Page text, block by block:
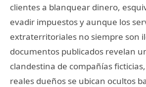
clientes a blanquear dinero,
evadir impuestos y aunque los
extraterritoriales no siempre son
documentos publicados revelan
clandestina de compañías
reales dueños se ubican ocultos